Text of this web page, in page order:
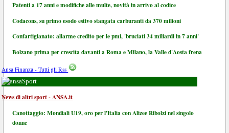
Patenti a 17 anni e modifiche alle multe, novità in arrivo al codice
Codacons, su primo esodo estivo stangata carburanti da 370 milioni
Confartigianato: allarme credito per le pmi, 'bruciati 34 miliardi in 7 anni'
Bolzano prima per crescita davanti a Roma e Milano, la Valle d'Aosta frena
Ansa Finanza - Tutti gli Rss
Sport
News di altri sport - ANSA.it
Canottaggio: Mondiali U19, oro per l'Italia con Alizee Ribolzi nel singolo
donne